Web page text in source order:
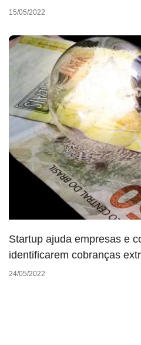
15/05/2022
Startup ajuda empresas e
identificarem cobranças
24/05/2022